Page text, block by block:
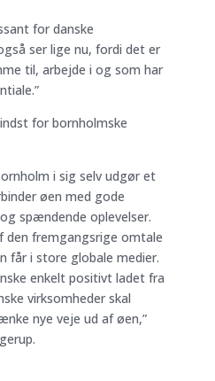
for danske
ser lige nu, fordi det er
til, arbejde i og som har
for bornholmske
i sig selv udgør et
øen med gode
spændende oplevelser.
den fremgangsrige omtale
får i store globale medier.
enkelt positivt ladet fra
virksomheder skal
nye veje ud af øen,”